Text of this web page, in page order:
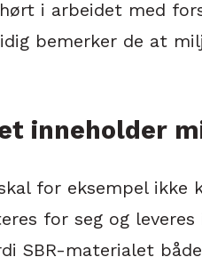
i arbeidet med
bemerker de at
inneholder
for eksempel ikke
for seg og
SBR-materialet